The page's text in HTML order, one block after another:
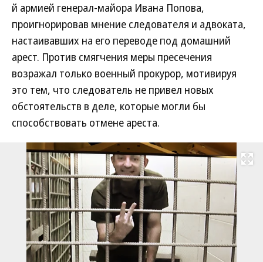
й армией генерал-майора Ивана Попова,
проигнорировав мнение следователя и адвоката,
настаивавших на его переводе под домашний
арест. Против смягчения меры пресечения
возражал только военный прокурор, мотивируя
это тем, что следователь не привел новых
обстоятельств в деле, которые могли бы
способствовать отмене ареста.
Развернуть